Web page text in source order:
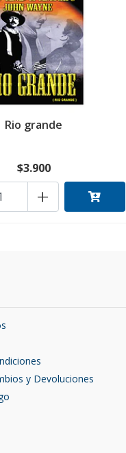
Rio grande
$3.900
+
y Devoluciones